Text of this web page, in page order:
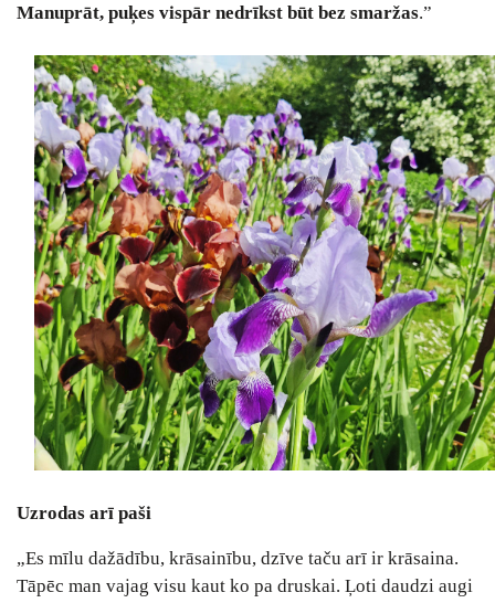
Manuprāt, puķes vispār nedrīkst būt bez smaržas.”
Uzrodas arī paši
„Es mīlu dažādību, krāsainību, dzīve taču arī ir krāsaina.
Tāpēc man vajag visu kaut ko pa druskai. Ļoti daudzi augi